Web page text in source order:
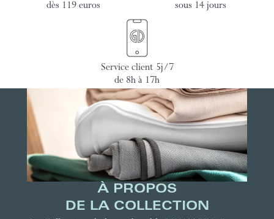
dès 119 euros
sous 14 jours
Service client 5j/7
de 8h à 17h
À PROPOS
DE LA COLLECTION